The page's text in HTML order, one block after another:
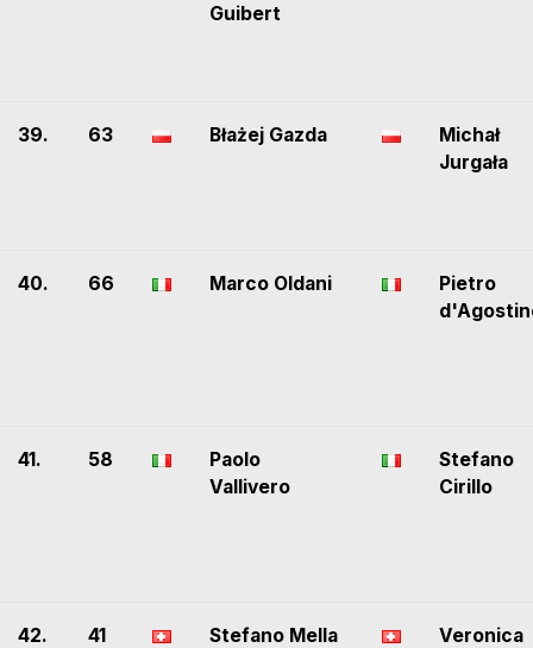
Guibert
39. 63 Błażej Gazda
Michał
Jurgała
40. 66 Marco Oldani
Pietro
41. 58
Paolo
Vallivero
Stefano
Cirillo
42. 41 Stefano Mella
Veronica